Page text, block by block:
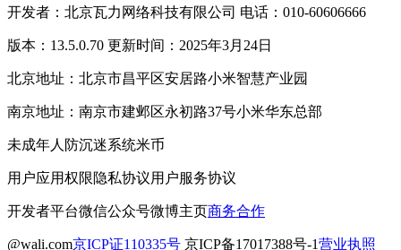
开发者：北京瓦力网络科技有限公司 电话：010-60606666
版本：13.5.0.70 更新时间：2025年3月24日
北京地址：北京市昌平区安居路小米智慧产业园
南京地址：南京市建邺区永初路37号小米华东总部
未成年人防沉迷系统米币
用户应用权限隐私协议用户服务协议
开发者平台微信公众号微博主页商务合作
@wali.com京ICP证110335号 京ICP备17017388号-1营业执照